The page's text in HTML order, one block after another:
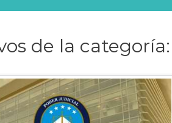
de la categoría: